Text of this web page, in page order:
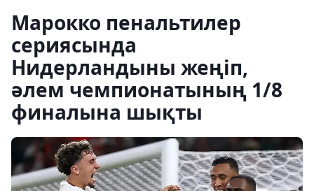
Марокко пенальтилер
сериясында
Нидерландыны жеңіп,
әлем чемпионатының 1/8
финалына шықты